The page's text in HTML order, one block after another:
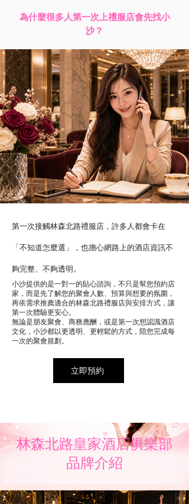
為什麼很多人第一次上禮服店會先找小
沙？
第一次接觸林森北路禮服店，許多人都會卡在
「不知道怎麼選」，也擔心網路上的酒店資訊不
夠完整、不夠透明。
小沙提供的是一對一的貼心諮詢，不只是幫您預約店
家，而是先了解您的聚會人數、預算與想要的氛圍，
再依需求推薦適合的林森北路禮服店與安排方式，讓
第一次體驗更安心。
無論是朋友聚會、商務應酬，或是第一次想認識酒店
文化，小沙都以更透明、更輕鬆的方式，陪您完成每
一次的聚會規劃。
立即預約
林森北路皇家酒店俱樂部
品牌介紹